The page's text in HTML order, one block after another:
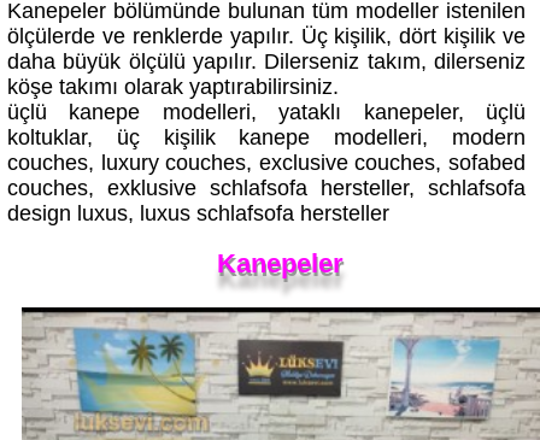
ölçülerde ve renklerde yapılır. Üç kişilik, dört kişilik ve
daha büyük ölçülü yapılır. Dilerseniz takım, dilerseniz
köşe takımı olarak yaptırabilirsiniz.
üçlü kanepe modelleri, yataklı kanepeler, üçlü
koltuklar, üç kişilik kanepe modelleri, modern
couches, luxury couches, exclusive couches, sofabed
couches, exklusive schlafsofa hersteller, schlafsofa
design luxus, luxus schlafsofa hersteller